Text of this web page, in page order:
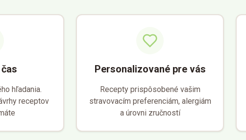
hľadania.
receptov
Personalizované pre vás
Recepty prispôsobené vašim
stravovacím preferenciám, alergiám
a úrovni zručností